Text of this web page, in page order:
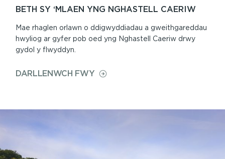
BETH SY ‘MLAEN YNG NGHASTELL CAERIW
Mae rhaglen orlawn o ddigwyddiadau a gweithgareddau
hwyliog ar gyfer pob oed yng Nghastell Caeriw drwy
gydol y flwyddyn.
DARLLENWCH FWYON
YNG